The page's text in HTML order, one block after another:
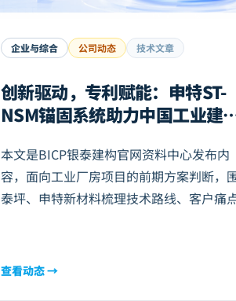
企业与综合 公司动态 技术文章
创新驱动，专利赋能：申特ST-
NSM锚固系统助力中国工业建
本文是BICP银泰建构官网资料中心发布内
容，面向工业厂房项目的前期方案判断，
泰坪、申特新材料梳理技术路线、客户痛
查看动态 →